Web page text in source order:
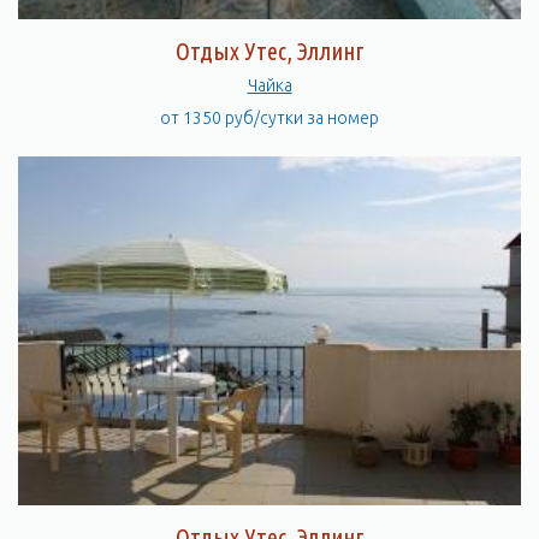
представляется прелестной мозаикой: вершины сосен,
кедров, кипарисов и других хвойных пород красочно
чередуются, с разными по форме и величине вершинами
расстилаются зонтообразные верхушки сосны итальянской.
По периферии парк окаймлен садовой дорогой, с отходящими
от нее ответвлениями. В восточной части парка имеется
большой стадион, обсаженный группами сосны алеппской,
судакской и итальянской, кипарисами и другими породами и
оформленный скульптурами. Советуем Вам прогуляться по
красивой кипарисовой аллее у восточной границы парка. На
протяжении 130 метров она обсажена мощными деревьями и
выходит к морю. Прямо из парка Вы можете выйти на пляж,
откуда открывается возможность взглянуть на мыс, с
которого Вы только что спустились, снизу вверх. Бухта, в
которой расположены пляжи, очень тихая и уютная. Вход в
Отдых Утес, Эллинг
Чайка
от 1350 руб/сутки за номер